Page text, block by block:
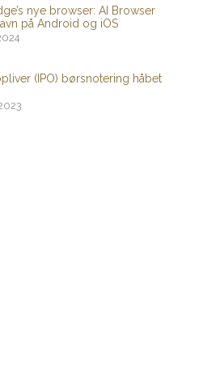
nye browser: AI Browser
på Android og iOS
(IPO) børsnotering håbet